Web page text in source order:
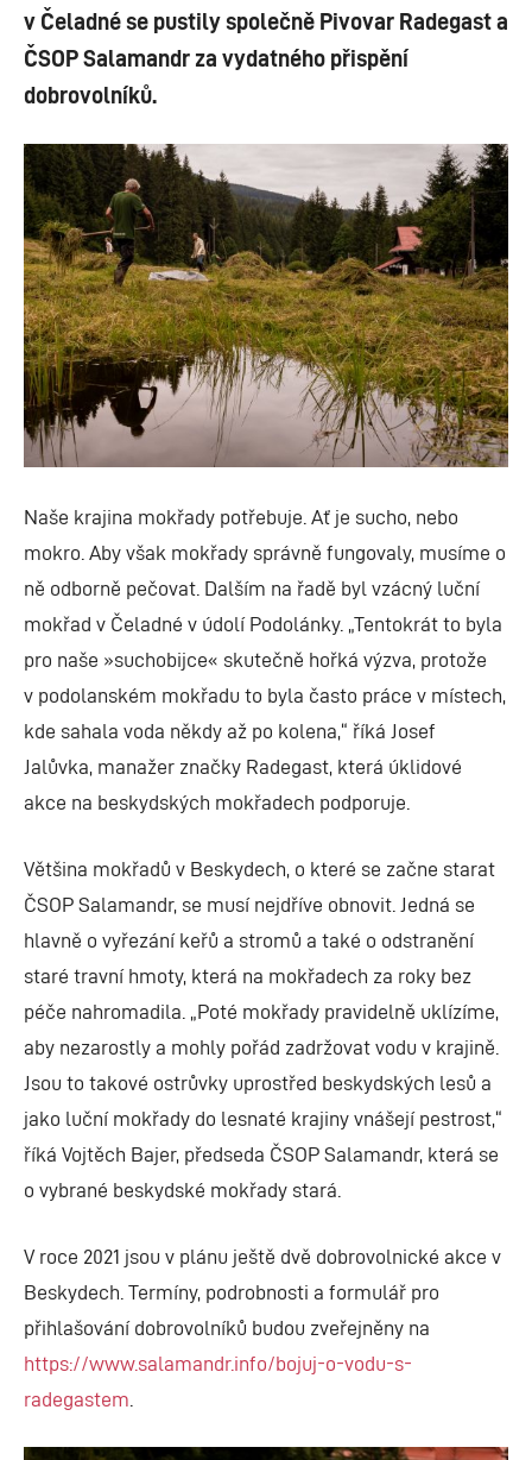
v Čeladné se pustily společně Pivovar Radegast a
ČSOP Salamandr za vydatného přispění
dobrovolníků.
Naše krajina mokřady potřebuje. Ať je sucho, nebo
mokro. Aby však mokřady správně fungovaly, musíme o
ně odborně pečovat. Dalším na řadě byl vzácný luční
mokřad v Čeladné v údolí Podolánky. „Tentokrát to byla
pro naše »suchobijce« skutečně hořká výzva, protože
v podolanském mokřadu to byla často práce v místech,
kde sahala voda někdy až po kolena,“ říká Josef
Jalůvka, manažer značky Radegast, která úklidové
akce na beskydských mokřadech podporuje.
Většina mokřadů v Beskydech, o které se začne starat
ČSOP Salamandr, se musí nejdříve obnovit. Jedná se
hlavně o vyřezání keřů a stromů a také o odstranění
staré travní hmoty, která na mokřadech za roky bez
péče nahromadila. „Poté mokřady pravidelně uklízíme,
aby nezarostly a mohly pořád zadržovat vodu v krajině.
Jsou to takové ostrůvky uprostřed beskydských lesů a
jako luční mokřady do lesnaté krajiny vnášejí pestrost,“
říká Vojtěch Bajer, předseda ČSOP Salamandr, která se
o vybrané beskydské mokřady stará.
V roce 2021 jsou v plánu ještě dvě dobrovolnické akce v
Beskydech. Termíny, podrobnosti a formulář pro
přihlašování dobrovolníků budou zveřejněny na
https://www.salamandr.info/bojuj-o-vodu-s-
radegastem